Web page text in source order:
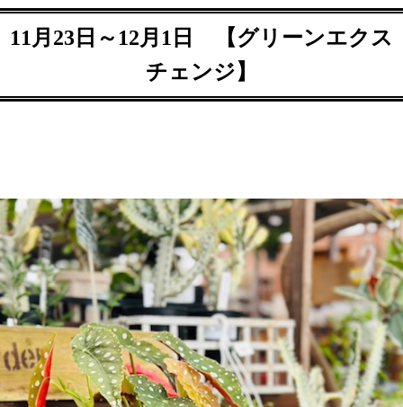
11月23日～12月1日 【グリーンエクス
チェンジ】